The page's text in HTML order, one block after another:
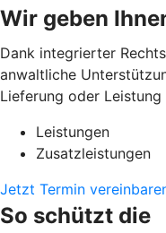
Wir geben
Dank integrierter
anwaltliche
Lieferung oder Leistung
Leistungen
Zusatzleistungen
Jetzt Termin
So schützt die